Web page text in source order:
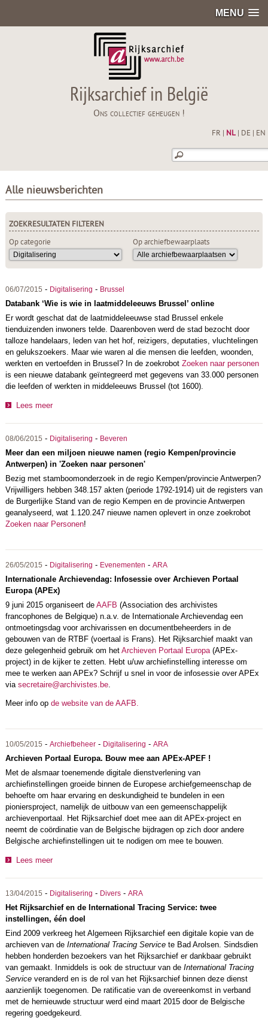
MENU
Rijksarchief in België
Ons collectief geheugen !
FR NL| DE EN
Alle nieuwsberichten
ZOEKRESULTATEN FILTEREN
Op categorie
Op archiefbewaarplaats
06/07/2015 - Digitalisering - Brussel
Databank ‘Wie is wie in laatmiddeleeuws Brussel’ online
Er wordt geschat dat de laatmiddeleeuwse stad Brussel enkele
tienduizenden inwoners telde. Daarenboven werd de stad bezocht door
talloze handelaars, leden van het hof, reizigers, deputaties, vluchtelingen
en gelukszoekers. Maar wie waren al die mensen die leefden, woonden,
werkten en vertoefden in Brussel? In de zoekrobot Zoeken naar personen
is een nieuwe databank geïntegreerd met gegevens van 33.000 personen
die leefden of werkten in middeleeuws Brussel (tot 1600).
Lees meer
08/06/2015 - Digitalisering - Beveren
Meer dan een miljoen nieuwe namen (regio Kempen/provincie
Antwerpen) in 'Zoeken naar personen'
Bezig met stamboomonderzoek in de regio Kempen/provincie Antwerpen?
Vrijwilligers hebben 348.157 akten (periode 1792-1914) uit de registers van
de Burgerlijke Stand van de regio Kempen en de provincie Antwerpen
geanalyseerd, wat 1.120.247 nieuwe namen oplevert in onze zoekrobot
Zoeken naar Personen!
26/05/2015 - Digitalisering - Evenementen - ARA
Internationale Archievendag: Infosessie over Archieven Portaal
Europa (APEx)
9 juni 2015 organiseert de AAFB (Association des archivistes
francophones de Belgique) n.a.v. de Internationale Archievendag een
ontmoetingsdag voor archivarissen en documentbeheerders in de
gebouwen van de RTBF (voertaal is Frans). Het Rijksarchief maakt van
deze gelegenheid gebruik om het Archieven Portaal Europa(APEx-
project) in de kijker te zetten. Hebt u/uw archiefinstelling interesse om
mee te werken aan APEx? Schrijf u snel in voor de infosessie over APEx
via secretaire@archivistes.be.
Meer info op de website van de AAFB.
10/05/2015 - Archiefbeheer- Digitalisering - ARA
Archieven Portaal Europa. Bouw mee aan APEx-APEF !
Met de alsmaar toenemende digitale dienstverlening van
archiefinstellingen groeide binnen de Europese archiefgemeenschap de
behoefte om haar ervaring en deskundigheid te bundelen in een
pioniersproject, namelijk de uitbouw van een gemeenschappelijk
archievenportaal. Het Rijksarchief doet mee aan dit APEx-project en
neemt de coördinatie van de Belgische bijdragen op zich door andere
Belgische archiefinstellingen uit te nodigen om mee te bouwen.
Lees meer
13/04/2015 - Digitalisering - Divers- ARA
Het Rijksarchief en de International Tracing Service: twee
instellingen, één doel
Eind 2009 verkreeg het Algemeen Rijksarchief een digitale kopie van de
archieven van de International Tracing Servicete Bad Arolsen. Sindsdien
hebben honderden bezoekers van het Rijksarchief er dankbaar gebruikt
van gemaakt. Inmiddels is ook de structuur van de International Tracing
Serviceveranderd en is de rol van het Rijksarchief binnen deze dienst
aanzienlijk toegenomen. De ratificatie van de overeenkomst in verband
met de hernieuwde structuur werd eind maart 2015 door de Belgische
regering goedgekeurd.